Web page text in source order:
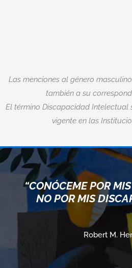
Las menciones al género
también a su
El término Discapacidad Intelectual
vigente en las
“CONÓCEME POR
NO POR MIS
Robert M.